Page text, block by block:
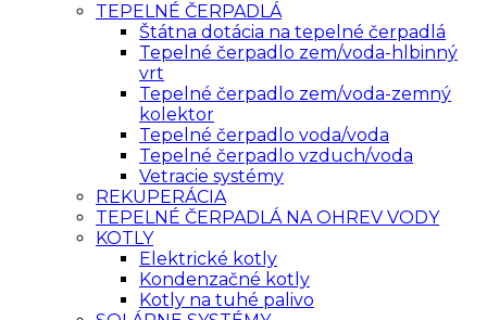
TEPELNÉ ČERPADLÁ
Štátna dotácia na tepelné čerpadlá
Tepelné čerpadlo zem/voda-hlbinný
vrt
Tepelné čerpadlo zem/voda-zemný
kolektor
Tepelné čerpadlo voda/voda
Tepelné čerpadlo vzduch/voda
Vetracie systémy
REKUPERÁCIA
TEPELNÉ ČERPADLÁ NA OHREV VODY
KOTLY
Elektrické kotly
Kondenzačné kotly
Kotly na tuhé palivo